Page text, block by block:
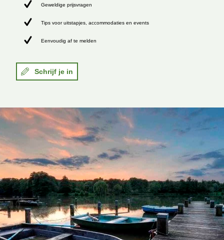
Geweldige prijsvragen
Tips voor uitstapjes, accommodaties en events
Eenvoudig af te melden
Schrijf je in